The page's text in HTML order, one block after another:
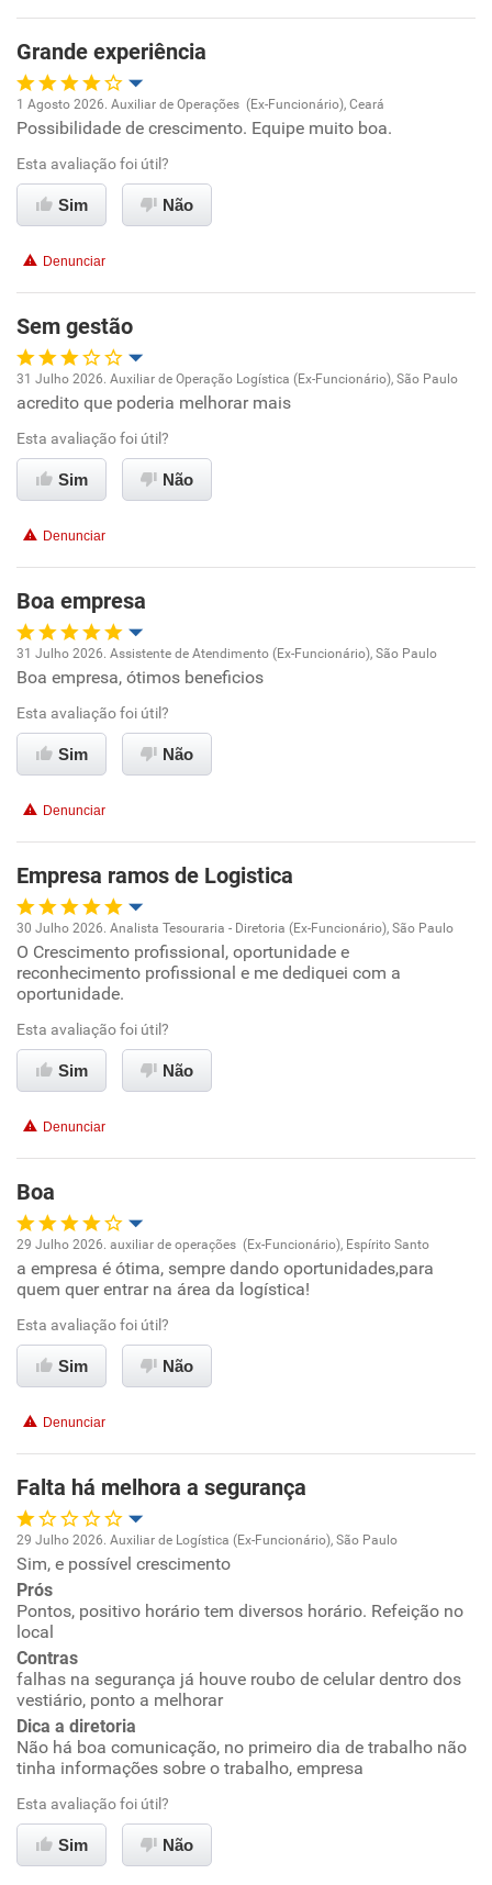
Benefícios
Recomenda esta empresa
Grande experiência
Oportunidade de promoção
Ambiente de trabalho
Benefícios
Recomenda esta empresa
1 Agosto 2026. Auxiliar de Operações (Ex-Funcionário), Ceará
Possibilidade de crescimento. Equipe muito boa.
Esta avaliação foi útil?
Sim Não
Denunciar
Sem gestão
Oportunidade de promoção
Ambiente de trabalho
Benefícios
Não recomenda esta empresa
Não recomenda a diretoria
31 Julho 2026. Auxiliar de Operação Logística (Ex-Funcionário), São Paulo
acredito que poderia melhorar mais
Esta avaliação foi útil?
Sim Não
Denunciar
Boa empresa
Oportunidade de promoção
Ambiente de trabalho
Benefícios
Recomenda esta empresa
Recomenda a diretoria
31 Julho 2026. Assistente de Atendimento (Ex-Funcionário), São Paulo
Boa empresa, ótimos beneficios
Esta avaliação foi útil?
Sim Não
Denunciar
Empresa ramos de Logistica
Oportunidade de promoção
Conciliação com a vida familiar
30 Julho 2026. Analista Tesouraria - Diretoria (Ex-Funcionário), São Paulo
O Crescimento profissional, oportunidade e
reconhecimento profissional e me dediquei com a
oportunidade.
Esta avaliação foi útil?
Sim Não
Denunciar
Boa
Oportunidade de promoção
Ambiente de trabalho
Conciliação com a vida familiar
Recomenda esta empresa
29 Julho 2026. auxiliar de operações (Ex-Funcionário), Espírito Santo
a empresa é ótima, sempre dando oportunidades,para
quem quer entrar na área da logística!
Esta avaliação foi útil?
Sim Não
Denunciar
Falta há melhora a segurança
Oportunidade de promoção
Ambiente de trabalho
Conciliação com a vida familiar
Benefícios
29 Julho 2026. Auxiliar de Logística (Ex-Funcionário), São Paulo
Sim, e possível crescimento
Prós
Pontos, positivo horário tem diversos horário. Refeição no
local
Contras
falhas na segurança já houve roubo de celular dentro dos
vestiário, ponto a melhorar
Dica a diretoria
Não há boa comunicação, no primeiro dia de trabalho não
tinha informações sobre o trabalho, empresa
Esta avaliação foi útil?
Sim Não